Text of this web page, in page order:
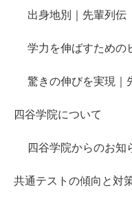
出身地別｜先輩列伝
学力を伸ばすための
驚きの伸びを実現｜
四谷学院について
四谷学院からのお知
共通テストの傾向と対